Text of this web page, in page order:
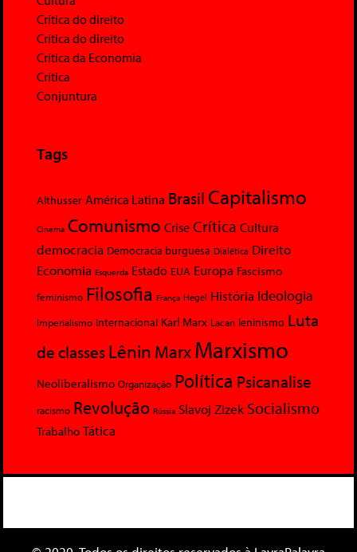
Crítica do direito
Crítica do direito
Crítica da Economia
Crítica
Conjuntura
Tags
Althusser América Latina Brasil Capitalismo
Cinema Comunismo Crise Crítica Cultura
democracia Democracia burguesa Dialética Direito
Economia Esquerda Estado EUA Europa Fascismo
feminismo Filosofia França Hegel História Ideologia
Imperialismo Internacional Karl Marx Lacan leninismo Luta
de classesLênin MarxMarxismo
Neoliberalismo Organização Política Psicanalise
racismo Revolução Rússia Slavoj Zizek Socialismo
Trabalho Tática